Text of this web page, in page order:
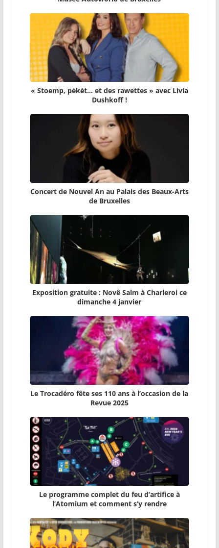
« Stoemp, pèkèt… et des rawettes » avec Livia
Dushkoff !
Concert de Nouvel An au Palais des Beaux-Arts
de Bruxelles
Exposition gratuite : Novê Salm à Charleroi ce
dimanche 4 janvier
Le Trocadéro fête ses 110 ans à l’occasion de la
Revue 2025
Le programme complet du feu d’artifice à
l’Atomium et comment s’y rendre